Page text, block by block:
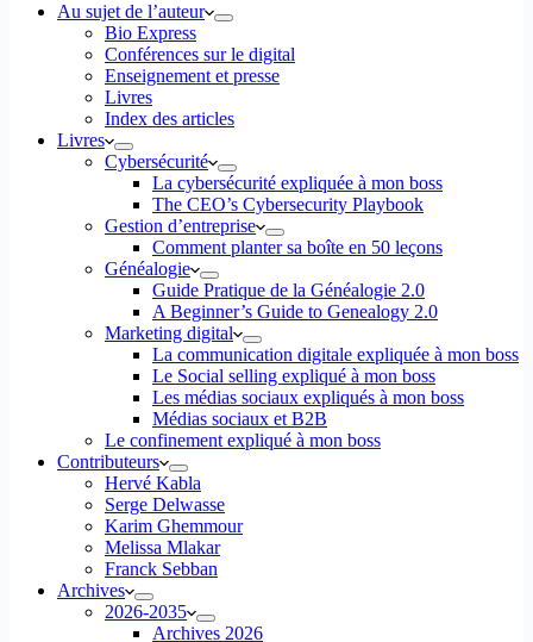
Au sujet de l’auteur
Bio Express
Conférences sur le digital
Enseignement et presse
Livres
Index des articles
Livres
Cybersécurité
La cybersécurité expliquée à mon boss
The CEO’s Cybersecurity Playbook
Gestion d’entreprise
Comment planter sa boîte en 50 leçons
Généalogie
Guide Pratique de la Généalogie 2.0
A Beginner’s Guide to Genealogy 2.0
Marketing digital
La communication digitale expliquée à mon boss
Le Social selling expliqué à mon boss
Les médias sociaux expliqués à mon boss
Médias sociaux et B2B
Le confinement expliqué à mon boss
Contributeurs
Hervé Kabla
Serge Delwasse
Karim Ghemmour
Melissa Mlakar
Franck Sebban
Archives
2026-2035
Archives 2026